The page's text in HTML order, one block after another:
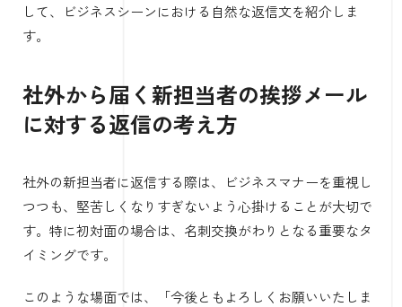
して、ビジネスシーンにおける自然な返信文を紹介しま
す。
社外から届く新担当者の挨拶メール
に対する返信の考え方
社外の新担当者に返信する際は、ビジネスマナーを重視し
つつも、堅苦しくなりすぎないよう心掛けることが大切で
す。特に初対面の場合は、名刺交換がわりとなる重要なタ
イミングです。
このような場面では、「今後ともよろしくお願いいたしま